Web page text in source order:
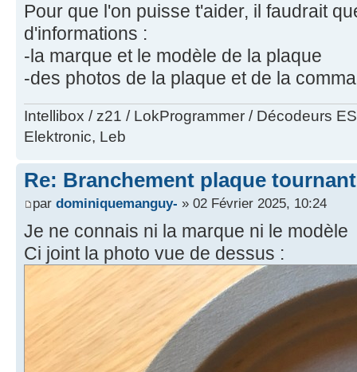
Pour que l'on puisse t'aider, il faudrait
d'informations :
-la marque et le modèle de la plaque
-des photos de la plaque et de la
Intellibox / z21 / LokProgrammer / Décodeurs
Elektronic, Leb
Re: Branchement plaque
par dominiquemanguy- » 02 Février 2025, 10:24
Je ne connais ni la marque ni le modèle
Ci joint la photo vue de dessus :